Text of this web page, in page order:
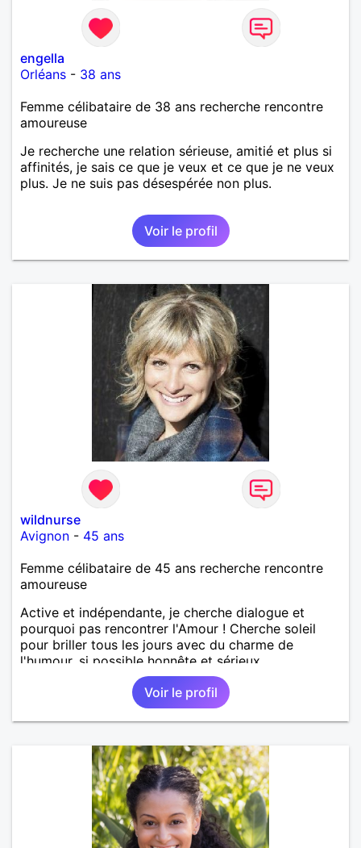
engella
Orléans - 38 ans
Femme célibataire de 38 ans recherche rencontre
amoureuse
Je recherche une relation sérieuse, amitié et plus si
affinités, je sais ce que je veux et ce que je ne veux
plus. Je ne suis pas désespérée non plus.
Voir le profil
wildnurse
Avignon - 45 ans
Femme célibataire de 45 ans recherche rencontre
amoureuse
Active et indépendante, je cherche dialogue et
pourquoi pas rencontrer l'Amour ! Cherche soleil
pour briller tous les jours avec du charme de
l'humour, si possible honnête et sérieux.
Voir le profil